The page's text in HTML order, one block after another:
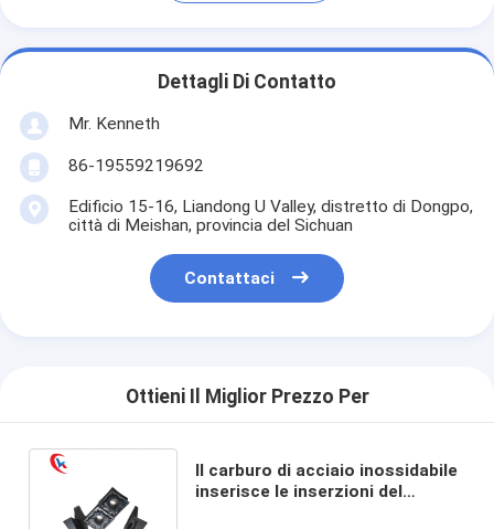
Dettagli Di Contatto
Mr. Kenneth
86-19559219692
Edificio 15-16, Liandong U Valley, distretto di Dongpo,
città di Meishan, provincia del Sichuan
Contattaci
Ottieni Il Miglior Prezzo Per
Il carburo di acciaio inossidabile
inserisce le inserzioni del